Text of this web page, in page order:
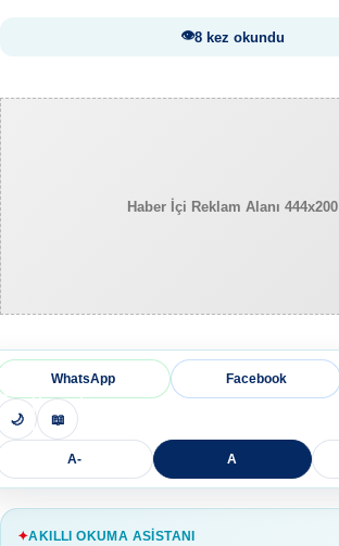
8 kez okundu
Haber İçi Reklam Alanı 444x200
WhatsApp Facebook
🌙 📖
A- A
AKILLI OKUMA ASISTANI